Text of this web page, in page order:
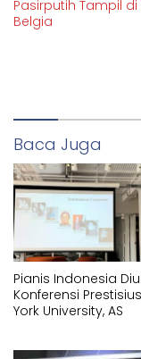
Pasirputih Tampil
Belgia
Baca Juga
Pianis Indonesia
Konferensi
York University, AS